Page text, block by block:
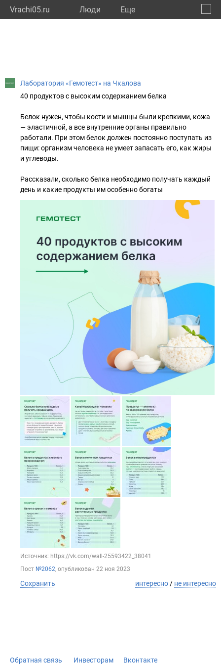
Vrachi05.ru Люди Eще
Лаборатория «Гемотест» на Чкалова
40 продуктов с высоким содержанием белка
Белок нужен, чтобы кости и мышцы были крепкими, кожа
— эластичной, а все внутренние органы правильно
работали. При этом белок должен постоянно поступать из
пищи: организм человека не умеет запасать его, как жиры
и углеводы.
Рассказали, сколько белка необходимо получать каждый
день и какие продукты им особенно богаты
Источник: https://vk.com/wall-25593422_38041
Пост №2062, опубликован 22 ноя 2023
Сохранить интересно / не интересно
Обратная связь Инвесторам Вконтакте